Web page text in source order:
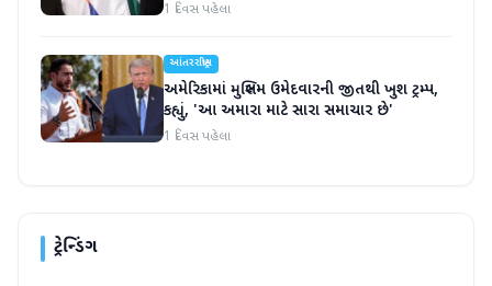
1 દિવસ પહેલા
આંતરરાષ્ટ્રીય
અમેરિકામાં મુસ્લિમ ઉમેદવારની જીતથી ખુશ ટ્રમ્પ,
કહ્યું, 'આ અમારા માટે સારા સમાચાર છે'
1 દિવસ પહેલા
ટ્રેન્ડિંગ